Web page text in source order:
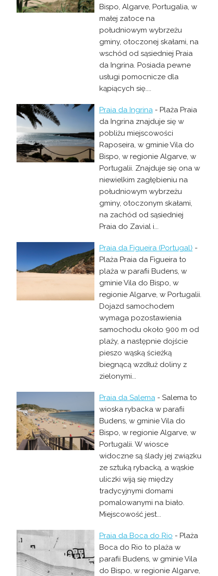
Bispo, Algarve, Portugalia, w
małej zatoce na
południowym wybrzeżu
gminy, otoczonej skałami, na
wschód od sąsiedniej Praia
da Ingrina. Posiada pewne
usługi pomocnicze dla
kąpiących się....
Praia da Ingrina - Plaża Praia
da Ingrina znajduje się w
pobliżu miejscowości
Raposeira, w gminie Vila do
Bispo, w regionie Algarve, w
Portugalii. Znajduje się ona w
niewielkim zagłębieniu na
południowym wybrzeżu
gminy, otoczonym skałami,
na zachód od sąsiedniej
Praia do Zavial i...
Praia da Figueira (Portugal) -
Plaża Praia da Figueira to
plaża w parafii Budens, w
gminie Vila do Bispo, w
regionie Algarve, w Portugalii.
Dojazd samochodem
wymaga pozostawienia
samochodu około 900 m od
plaży, a następnie dojście
pieszo wąską ścieżką
biegnącą wzdłuż doliny z
zielonymi...
Praia da Salema - Salema to
wioska rybacka w parafii
Budens, w gminie Vila do
Bispo, w regionie Algarve, w
Portugalii. W wiosce
widoczne są ślady jej związku
ze sztuką rybacką, a wąskie
uliczki wiją się między
tradycyjnymi domami
pomalowanymi na biało.
Miejscowość jest...
Praia da Boca do Rio - Plaża
Boca do Rio to plaża w
parafii Budens, w gminie Vila
do Bispo, w regionie Algarve,